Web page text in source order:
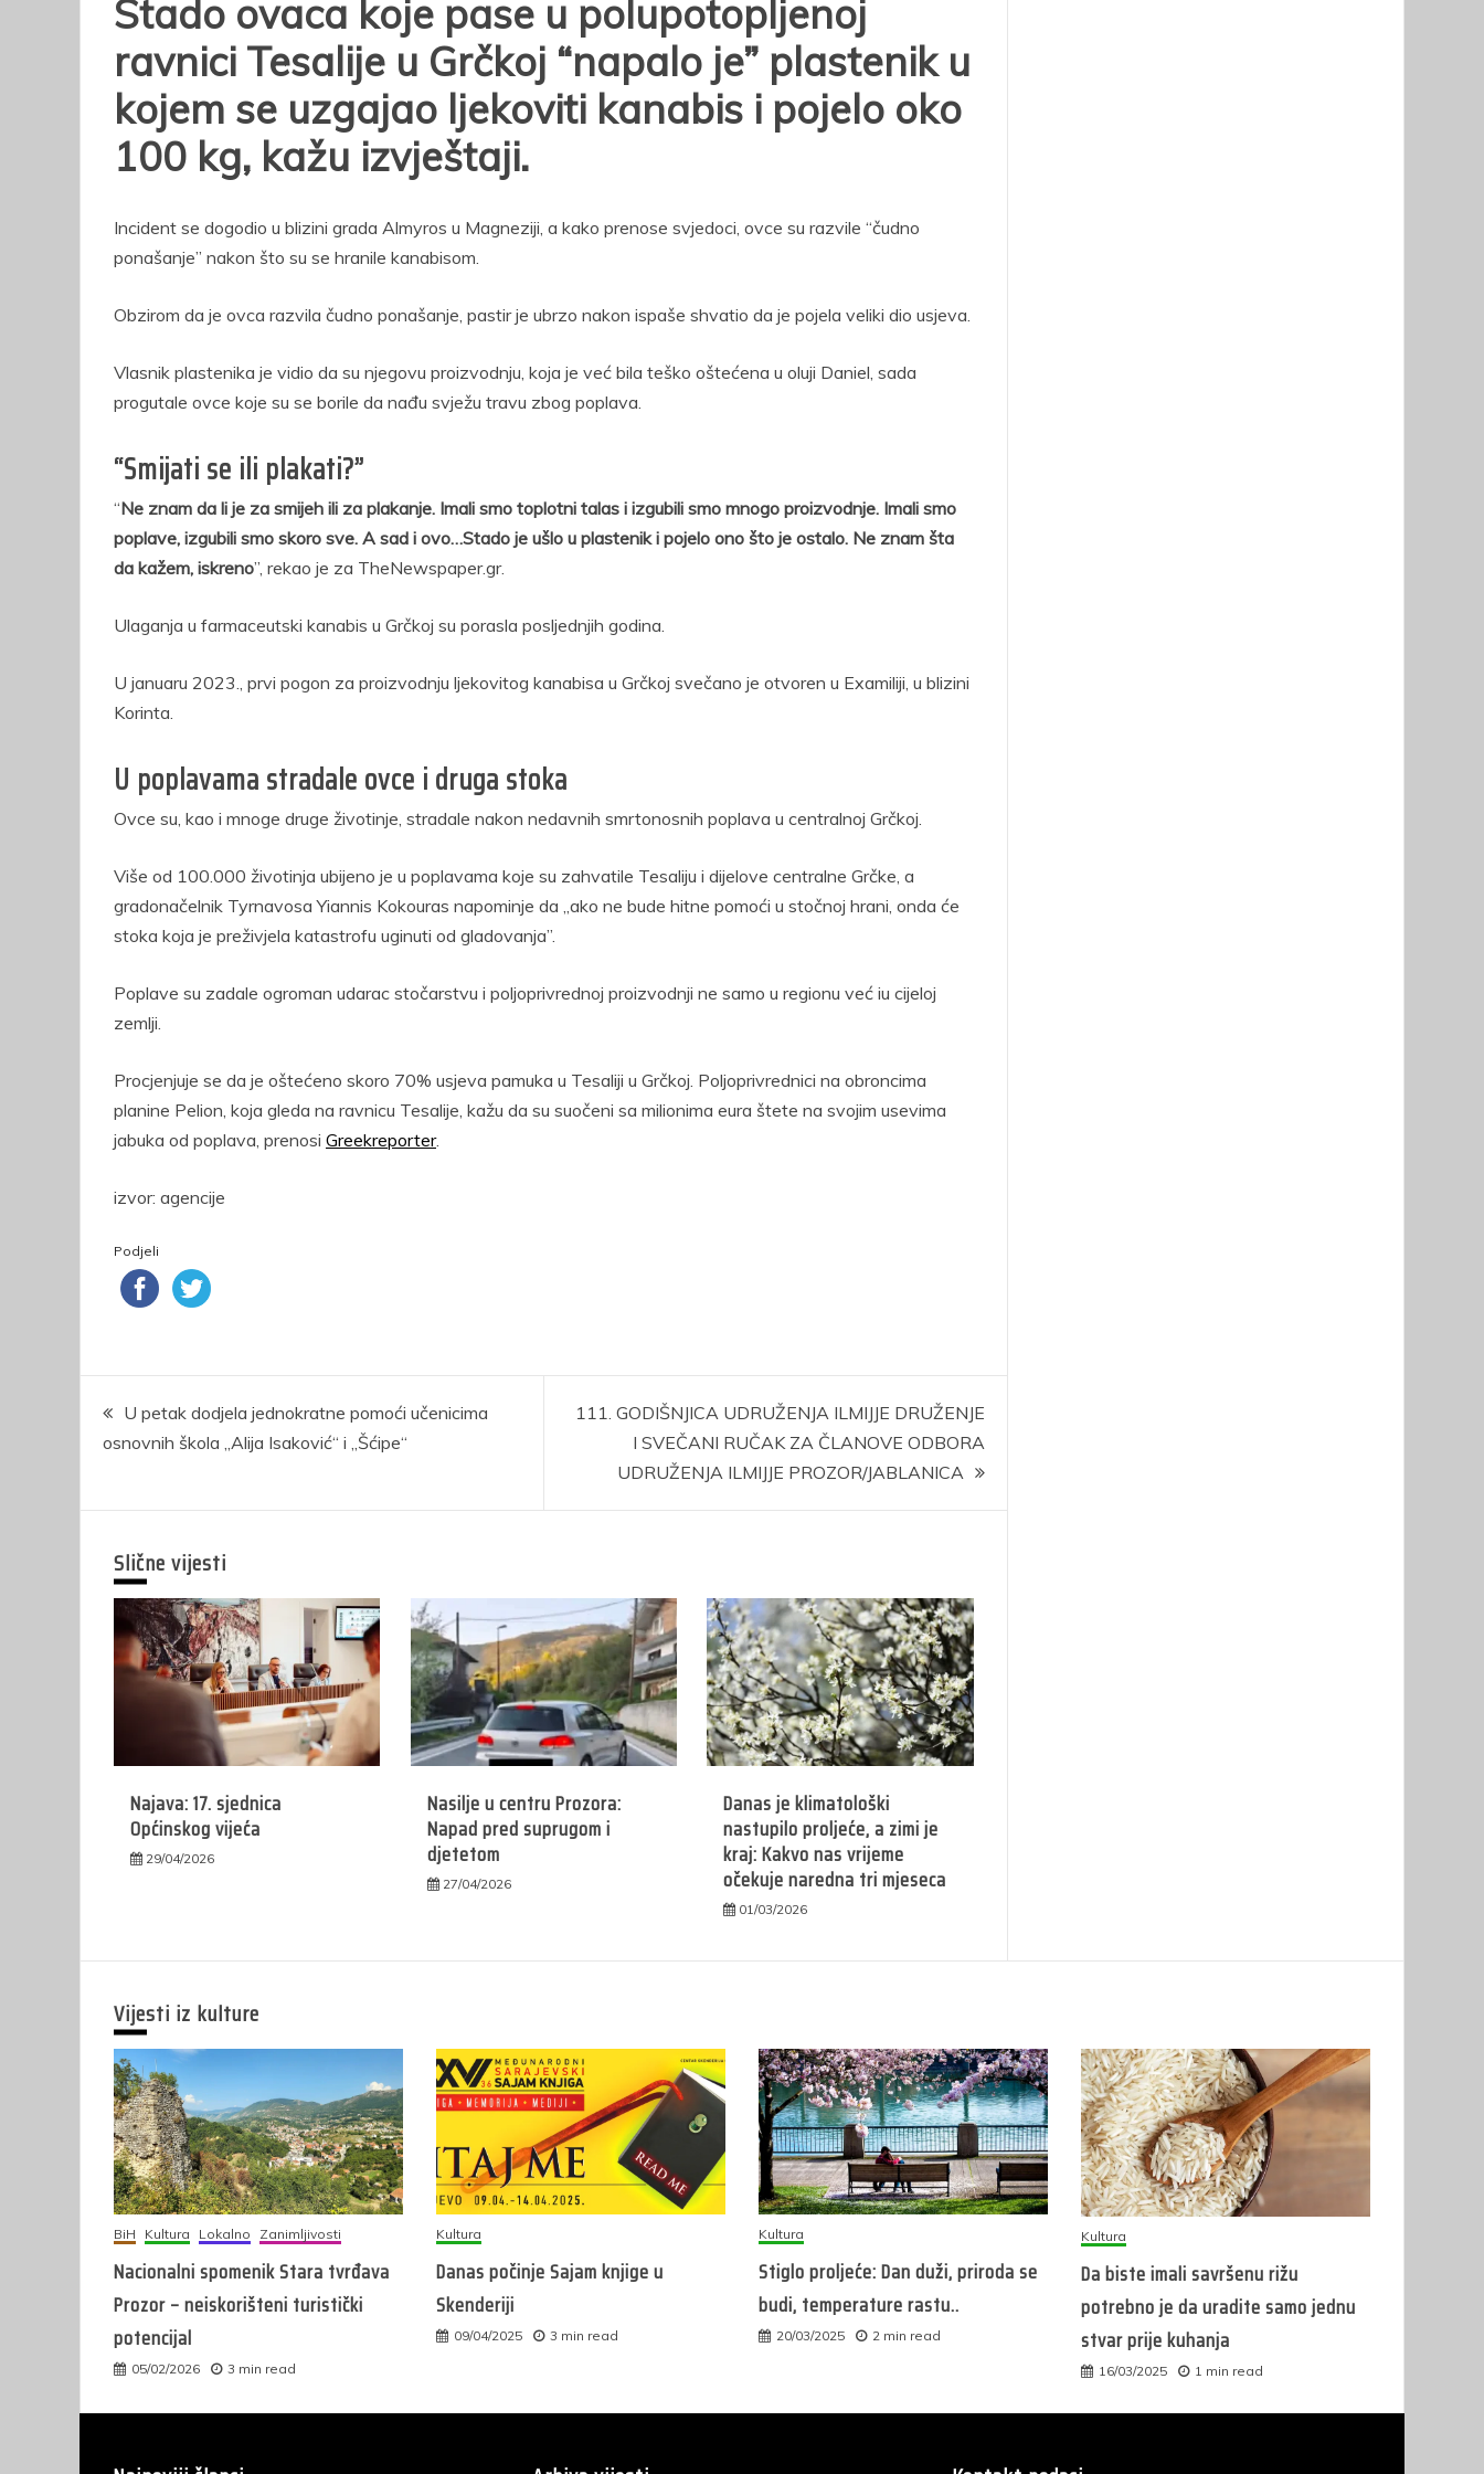
Stado ovaca koje pase u polupotopljenoj
ravnici Tesalije u Grčkoj “napalo je” plastenik u
kojem se uzgajao ljekoviti kanabis i pojelo oko
100 kg, kažu izvještaji.
Incident se dogodio u blizini grada Almyros u Magneziji, a kako prenose svjedoci, ovce su razvile “čudno
ponašanje” nakon što su se hranile kanabisom.
Obzirom da je ovca razvila čudno ponašanje, pastir je ubrzo nakon ispaše shvatio da je pojela veliki dio usjeva.
Vlasnik plastenika je vidio da su njegovu proizvodnju, koja je već bila teško oštećena u oluji Daniel, sada
progutale ovce koje su se borile da nađu svježu travu zbog poplava.
“Smijati se ili plakati?”
“Ne znam da li je za smijeh ili za plakanje. Imali smo toplotni talas i izgubili smo mnogo proizvodnje. Imali smo
poplave, izgubili smo skoro sve. A sad i ovo…Stado je ušlo u plastenik i pojelo ono što je ostalo. Ne znam šta
da kažem, iskreno”, rekao je za TheNewspaper.gr.
Ulaganja u farmaceutski kanabis u Grčkoj su porasla posljednjih godina.
U januaru 2023., prvi pogon za proizvodnju ljekovitog kanabisa u Grčkoj svečano je otvoren u Examiliji, u blizini
Korinta.
U poplavama stradale ovce i druga stoka
Ovce su, kao i mnoge druge životinje, stradale nakon nedavnih smrtonosnih poplava u centralnoj Grčkoj.
Više od 100.000 životinja ubijeno je u poplavama koje su zahvatile Tesaliju i dijelove centralne Grčke, a
gradonačelnik Tyrnavosa Yiannis Kokouras napominje da „ako ne bude hitne pomoći u stočnoj hrani, onda će
stoka koja je preživjela katastrofu uginuti od gladovanja”.
Poplave su zadale ogroman udarac stočarstvu i poljoprivrednoj proizvodnji ne samo u regionu već iu cijeloj
zemlji.
Procjenjuje se da je oštećeno skoro 70% usjeva pamuka u Tesaliji u Grčkoj. Poljoprivrednici na obroncima
planine Pelion, koja gleda na ravnicu Tesalije, kažu da su suočeni sa milionima eura štete na svojim usevima
jabuka od poplava, prenosi Greekreporter.
izvor: agencije
Podjeli
Navigacija
članaka
U petak dodjela jednokratne pomoći učenicima
osnovnih škola „Alija Isaković“ i „Šćipe“
111. GODIŠNJICA UDRUŽENJA ILMIJJE DRUŽENJE
I SVEČANI RUČAK ZA ČLANOVE ODBORA
UDRUŽENJA ILMIJJE PROZOR/JABLANICA
Slične vijesti
Najava: 17. sjednica
Općinskog vijeća
29/04/2026
Nasilje u centru Prozora:
Napad pred suprugom i
djetetom
27/04/2026
Danas je klimatološki
nastupilo proljeće, a zimi je
kraj: Kakvo nas vrijeme
očekuje naredna tri mjeseca
01/03/2026
Vijesti iz kulture
BiH Kultura Lokalno Zanimljivosti
Nacionalni spomenik Stara tvrđava
Prozor – neiskorišteni turistički
potencijal
05/02/2026 3 min read
Kultura
Danas počinje Sajam knjige u
Skenderiji
09/04/2025 3 min read
Kultura
Stiglo proljeće: Dan duži, priroda se
budi, temperature rastu..
20/03/2025 2 min read
Kultura
Da biste imali savršenu rižu
potrebno je da uradite samo jednu
stvar prije kuhanja
16/03/2025 1 min read